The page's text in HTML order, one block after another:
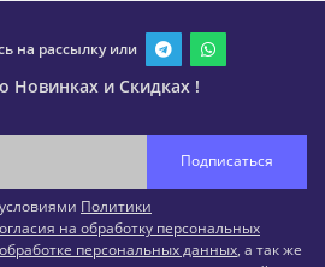
на рассылку или
Новинках и Скидках !
Подписаться
Политики
на обработку персональных
персональных данных, а так же